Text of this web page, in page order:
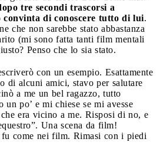
tre secondi trascorsi a
di conoscere tutto di lui.
che non sarebbe stato abbastanza
(mi sono fatta tanti film mentali
Penso che lo sia stato.
con un esempio. Esattamente
di alcuni amici, stavo per salutare
a me un bel ragazzo, tutto
un po’ e mi chiese se mi avesse
era vicino a me. Risposi di no, e
Una scena da film!
come nei film. Rimasi con i piedi